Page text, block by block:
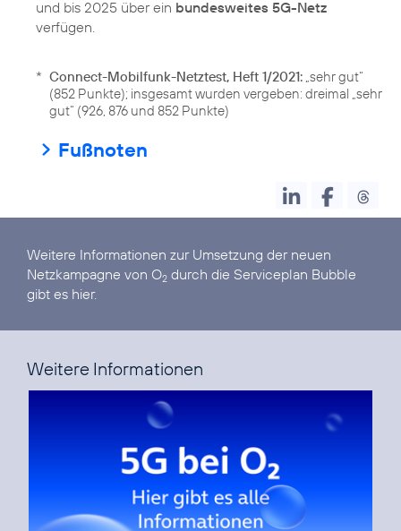
und bis 2025 über ein bundesweites 5G-Netz
verfügen.
* Connect-Mobilfunk-Netztest, Heft 1/2021: „sehr gut“
(852 Punkte); insgesamt wurden vergeben: dreimal „sehr
gut“ (926, 876 und 852 Punkte)
Fußnoten
Weitere Informationen zur Umsetzung der neuen
Netzkampagne von O2 durch die Serviceplan Bubble
gibt es hier.
Weitere Informationen